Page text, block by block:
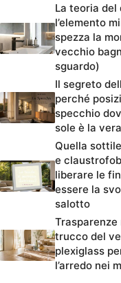
La teoria
l’elemento
spezza la
vecchio
sguardo)
Il segreto
perché
specchio
sole è la
Quella
e
liberare le
essere la
salotto
trucco del
plexiglass
l’arredo nei